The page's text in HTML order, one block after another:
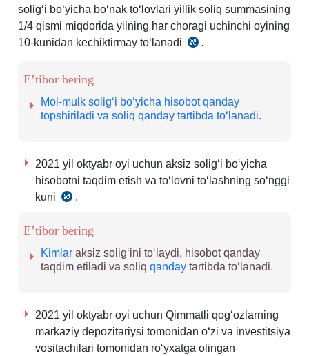
soligʻi boʻyicha boʻnak toʻlovlari yillik soliq summasining
1/4 qismi miqdorida yilning har choragi uchinchi oyining
10-kunidan kechiktirmay toʻlanadi
SK
q.
.
E’tibor bering
Mol-mulk soligʻi boʻyicha hisobot qanday
topshiriladi va soliq qanday tartibda toʻlanadi.
2021 yil oktyabr oyi uchun aksiz soligʻi boʻyicha
hisobotni taqdim etish va toʻlovni toʻlashning soʻnggi
kuni
SK
293-
m.
.
E’tibor bering
Kimlar aksiz soligʻini toʻlaydi, hisobot qanday
taqdim etiladi va soliq qanday tartibda toʻlanadi.
2021 yil oktyabr oyi uchun Qimmatli qogʻozlarning
markaziy depozitariysi tomonidan oʻzi va investitsiya
vositachilari tomonidan roʻyхatga olingan